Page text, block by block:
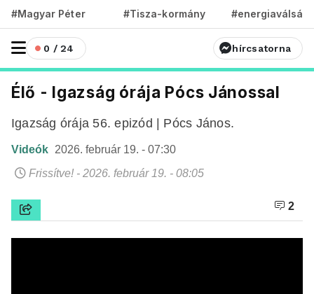
#Magyar Péter #Tisza-kormány #energiaválság
0 / 24 hírcsatorna
Élő - Igazság órája Pócs Jánossal
Igazság órája 56. epizód | Pócs János.
Videók 2026. február 19. - 07:30
Frissítve! - 2026. február 19. - 08:05
2